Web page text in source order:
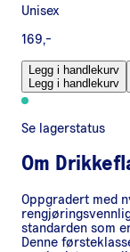
Unisex
169,-
Legg i handlekurv
Legg i handlekurv
Se lagerstatus
Om
Oppgradert med
standarden som
Denne